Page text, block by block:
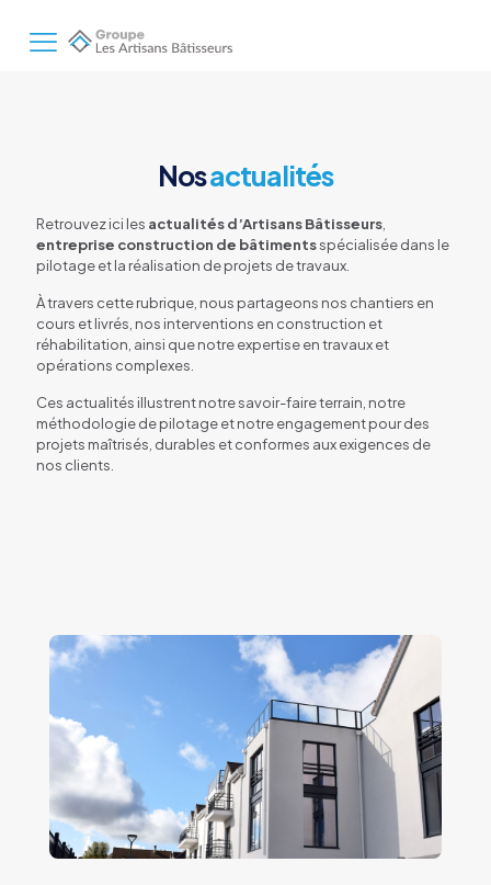
Nosactualités
Retrouvez ici les actualités d’Artisans Bâtisseurs
entreprise construction de bâtimentsspécialisée dans le
pilotage et la réalisation de projets de travaux.
À travers cette rubrique, nous partageons nos chantiers en
cours et livrés, nos interventions en construction et
réhabilitation, ainsi que notre expertise en travaux et
opérations complexes.
Ces actualités illustrent notre savoir-faire terrain, notre
méthodologie de pilotage et notre engagement pour des
projets maîtrisés, durables et conformes aux exigences de
nos clients.